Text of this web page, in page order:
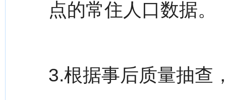
点的常住人口数据。
3.根据事后质量抽查